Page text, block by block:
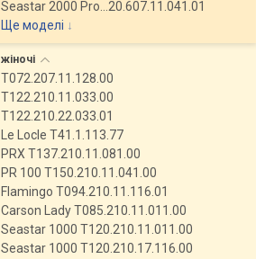
Seastar 2000 Pro…20.607.11.041.01
Ще моделі ↓
жіночі
T072.207.11.128.00
T122.210.11.033.00
T122.210.22.033.01
Le Locle T41.1.113.77
PRX T137.210.11.081.00
PR 100 T150.210.11.041.00
Flamingo T094.210.11.116.01
Carson Lady T085.210.11.011.00
Seastar 1000 T120.210.11.011.00
Seastar 1000 T120.210.17.116.00